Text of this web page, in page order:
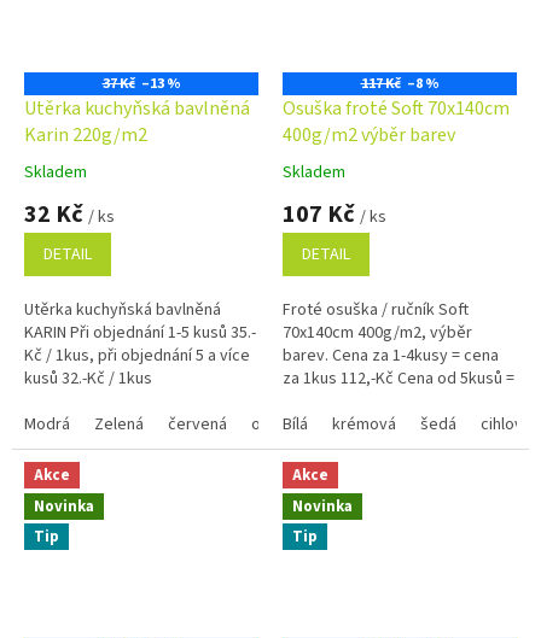
37 Kč –13 %
Utěrka kuchyňská bavlněná
Karin 220g/m2
Průměrné
hodnocení
produktu
5,0
5
hvězdiček.
Skladem
32 Kč / ks
DETAIL
Utěrka kuchyňská bavlněná
KARIN Při objednání 1-5 kusů 35.-
Kč / 1kus, při objednání 5 a více
kusů 32.-Kč / 1kus
Modrá
Zelená červená oranžová žlutá mix
117 Kč –8 %
Osuška froté Soft 70x140cm
400g/m2 výběr barev
Průměrné
hodnocení
produktu
5,0
5
hvězdiček.
Skladem
107 Kč / ks
DETAIL
Froté osuška / ručník Soft
70x140cm 400g/m2, výběr
barev. Cena za 1-4kusy = cena
za 1kus 112,-Kč Cena od 5kusů =
náš věrnostní...
Bílá krémová šedá cihlová
Akce
Novinka
Tip
Akce
Novinka
Tip